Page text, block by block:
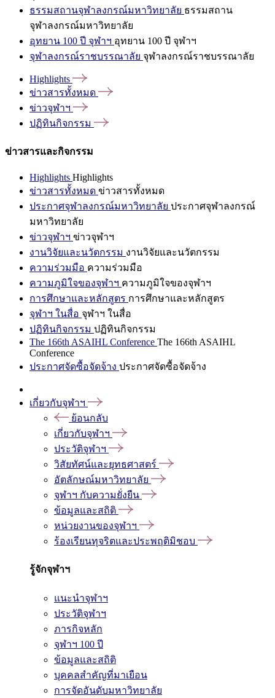
ธรรมสถานจุฬาลงกรณ์มหาวิทยาลัย ธรรมสถาน
จุฬาลงกรณ์มหาวิทยาลัย
อุทยาน 100 ปี จุฬาฯ อุทยาน 100 ปี จุฬาฯ
จุฬาลงกรณ์ราชบรรณาลัย จุฬาลงกรณ์ราชบรรณาลัย
Highlights
ข่าวสารทั้งหมด
ข่าวจุฬาฯ
ปฏิทินกิจกรรม
ข่าวสารและกิจกรรม
Highlights Highlights
ข่าวสารทั้งหมด ข่าวสารทั้งหมด
ประกาศจุฬาลงกรณ์มหาวิทยาลัย ประกาศจุฬาลงกรณ์
มหาวิทยาลัย
ข่าวจุฬาฯ ข่าวจุฬาฯ
งานวิจัยและนวัตกรรม งานวิจัยและนวัตกรรม
ความร่วมมือ ความร่วมมือ
ความภูมิใจของจุฬาฯ ความภูมิใจของจุฬาฯ
การศึกษาและหลักสูตร การศึกษาและหลักสูตร
จุฬาฯ ในสื่อ จุฬาฯ ในสื่อ
ปฏิทินกิจกรรม ปฏิทินกิจกรรม
The 166th ASAIHL Conference The 166th ASAIHL
Conference
ประกาศจัดซื้อจัดจ้าง ประกาศจัดซื้อจัดจ้าง
เกี่ยวกับจุฬาฯ
ย้อนกลับ
เกี่ยวกับจุฬาฯ
ประวัติจุฬาฯ
วิสัยทัศน์และยุทธศาสตร์
อัตลักษณ์มหาวิทยาลัย
จุฬาฯ กับความยั่งยืน
ข้อมูลและสถิติ
หน่วยงานของจุฬาฯ
ร้องเรียนทุจริตและประพฤติมิชอบ
รู้จักจุฬาฯ
แนะนำจุฬาฯ
ประวัติจุฬาฯ
ภารกิจหลัก
จุฬาฯ 100 ปี
ข้อมูลและสถิติ
บุคคลสำคัญที่มาเยือน
การจัดอันดับมหาวิทยาลัย